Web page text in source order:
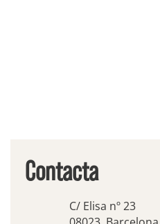
Contacta
C/ Elisa nº 23